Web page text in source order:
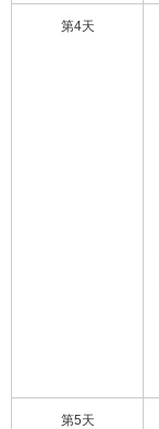
第4天
第5天